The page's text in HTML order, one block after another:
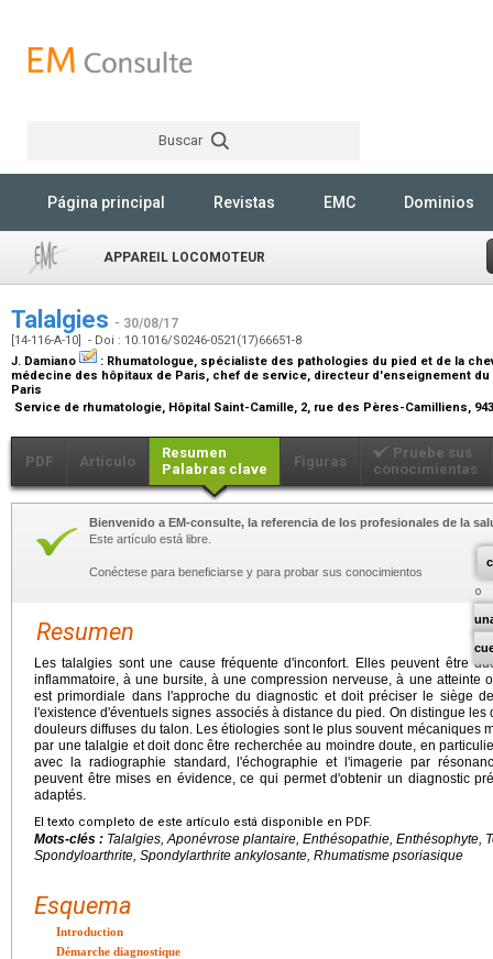
Buscar
Página principal Revistas EMC Dominios
APPAREIL LOCOMOTEUR
Talalgies - 30/08/17
[14-116-A-10] - Doi : 10.1016/S0246-0521(17)66651-8
J. Damiano
: Rhumatologue, spécialiste des pathologies du pied et de la
médecine des hôpitaux de Paris, chef de service, directeur d'enseignement
Paris
Service de rhumatologie, Hôpital Saint-Camille, 2, rue des Pères-Camilliens,
PDF Artículo
Resumen
Palabras clave
Figuras
Pruebe sus
conocimientas
Bienvenido a EM-consulte, la referencia de los profesionales de la
Este artículo está libre.
Conéctese para beneficiarse y para probar sus conocimientos
Resumen
Les talalgies sont une cause fréquente d'inconfort. Elles peuvent être
inflammatoire, à une bursite, à une compression nerveuse, à une atteinte
est primordiale dans l'approche du diagnostic et doit préciser le siège
l'existence d'éventuels signes associés à distance du pied. On distingue
douleurs diffuses du talon. Les étiologies sont le plus souvent mécaniques
par une talalgie et doit donc être recherchée au moindre doute, en
avec la radiographie standard, l'échographie et l'imagerie par
peuvent être mises en évidence, ce qui permet d'obtenir un diagnostic
adaptés.
El texto completo de este artículo está disponible en PDF.
Mots-clés : Talalgies, Aponévrose plantaire, Enthésopathie, Enthésophyte,
Spondyloarthrite, Spondylarthrite ankylosante, Rhumatisme psoriasique
Esquema
Introduction
Démarche diagnostique